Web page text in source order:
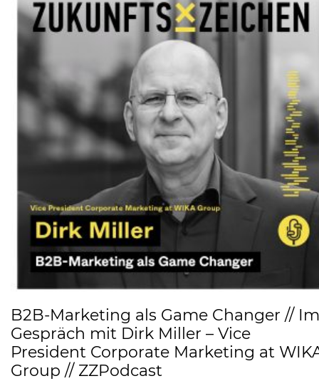
B2B-Marketing als Game Changer // Im
Gespräch mit Dirk Miller – Vice
President Corporate Marketing at
Group // ZZPodcast